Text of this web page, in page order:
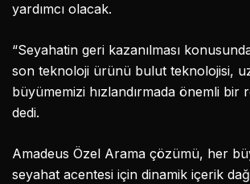
yardımcı olacak.
“Seyahatin geri kazanılması
son teknoloji ürünü bulut teknolojisi,
büyümemizi hızlandırmada önemli bir
dedi.
Amadeus Özel Arama çözümü, her
seyahat acentesi için dinamik içerik